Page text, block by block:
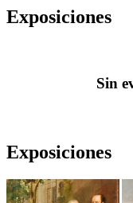
Exposiciones
Sin
Exposiciones